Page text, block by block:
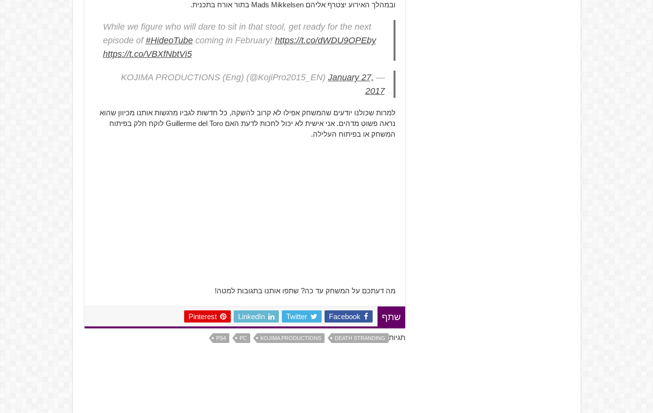
ובמהלך האירוע יצטרף אליהם Mads Mikkelsen בתור אורח בתכנית.
While we figure who will dare to sit in that stool, get ready for the next
episode of#HideoTubecoming in February! https://t.co/dWDU9OPEby
https://t.co/VBXfNbtVi5
— KOJIMA PRODUCTIONS (Eng) (@KojiPro2015_EN)
January 27,
2017
למרות שכולנו יודעים שהמשחק אפילו לא קרוב להשקה, כל חדשות לגביו מרגשות אותנו מכיוון שהוא
נראה פשוט מדהים. אני אישית לא יכול לחכות לדעת האם Guillerme del Toro לוקח חלק בפיתוח
המשחק או בפיתוח העלילה.
מה דעתכם על המשחק עד כה? שתפו אותנו בתגובות למטה!
שתף Facebook
Twitter
LinkedIn
Pinterest
תגיות DEATH STRANDING
KOJIMA PRODUCTIONS
PC
PS4